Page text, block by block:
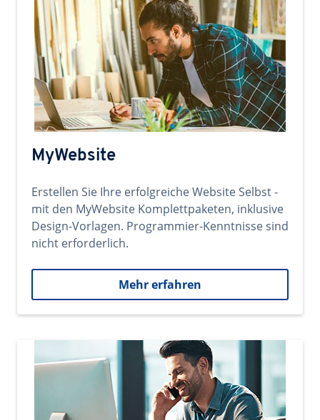
MyWebsite
Erstellen Sie Ihre erfolgreiche Website Selbst -
mit den MyWebsite Komplettpaketen, inklusive
Design-Vorlagen. Programmier-Kenntnisse sind
nicht erforderlich.
Mehr erfahren